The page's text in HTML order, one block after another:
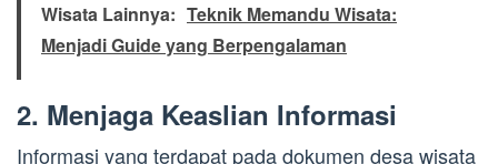
Wisata Lainnya: Teknik Memandu Wisata:
Menjadi Guide yang Berpengalaman
2. Menjaga Keaslian Informasi
Informasi yang terdapat pada dokumen desa wisata